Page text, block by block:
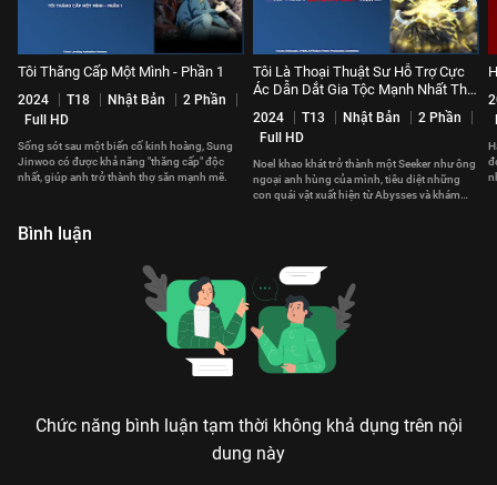
Tôi Thăng Cấp Một Mình - Phần 1
2024 T18 Nhật Bản
2 Phần
Full HD
Sống sót sau một biến cố kinh hoàng, Sung
Jinwoo có được khả năng "thăng cấp" độc
nhất, giúp anh trở thành thợ săn mạnh mẽ.
Tôi Là Thoại Thuật Sư Hỗ Trợ Cực
Ác Dẫn Dắt Gia Tộc Mạnh Nhất Thế
2024 T13 Nhật Bản
2 Phần
Full HD
Noel khao khát trở thành một Seeker như ông
ngoại anh hùng của mình, tiêu diệt những
con quái vật xuất hiện từ Abysses và khám
Bình luận
Chức năng bình luận tạm thời không khả dụng trên nội
dung này